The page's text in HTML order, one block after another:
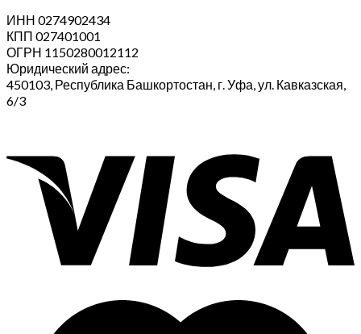
ИНН 0274902434
КПП 027401001
ОГРН 1150280012112
Юридический адрес:
450103, Республика Башкортостан, г. Уфа, ул. Кавказская,
6/3